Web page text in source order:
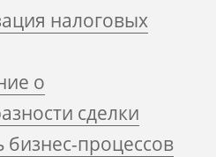
налоговых
о
сделки
бизнес-процессов